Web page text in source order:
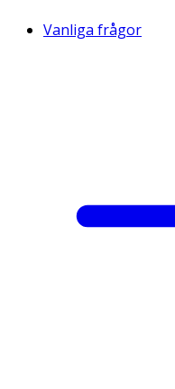
Vanliga frågor